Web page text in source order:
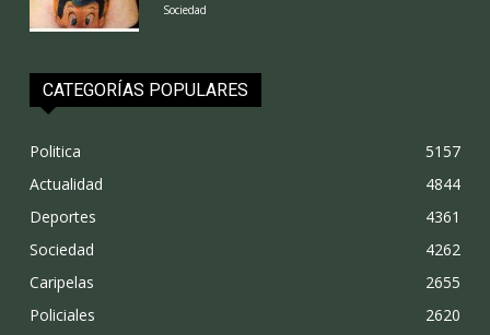
Sociedad
CATEGORÍAS POPULARES
Politica
5157
Actualidad
4844
Deportes
4361
Sociedad
4262
Caripelas
2655
Policiales
2620